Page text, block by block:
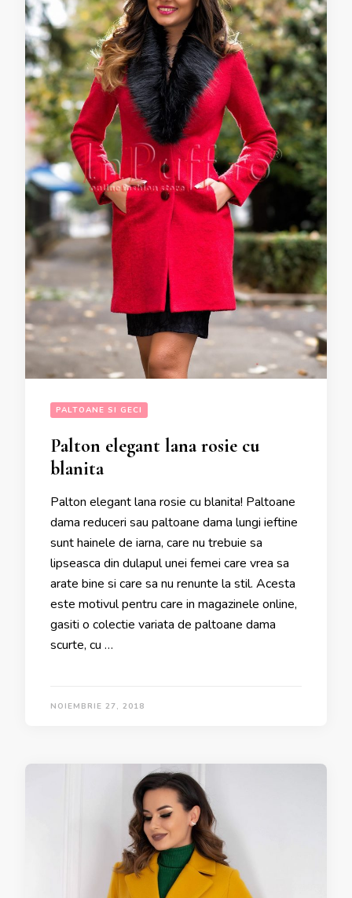
PALTOANE SI GECI
Palton elegant lana rosie cu
blanita
Palton elegant lana rosie cu blanita! Paltoane
dama reduceri sau paltoane dama lungi ieftine
sunt hainele de iarna, care nu trebuie sa
lipseasca din dulapul unei femei care vrea sa
arate bine si care sa nu renunte la stil. Acesta
este motivul pentru care in magazinele online,
gasiti o colectie variata de paltoane dama
scurte, cu …
NOIEMBRIE 27, 2018